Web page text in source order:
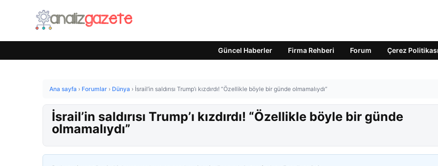
Güncel Haberler Firma Rehberi Forum Çerez Politikası
Ana sayfa › Forumlar › Dünya › İsrail’in saldırısı Trump’ı kızdırdı! “Özellikle böyle bir günde olmamalıydı”
İsrail’in saldırısı Trump’ı kızdırdı! “Özellikle böyle bir günde
olmamalıydı”